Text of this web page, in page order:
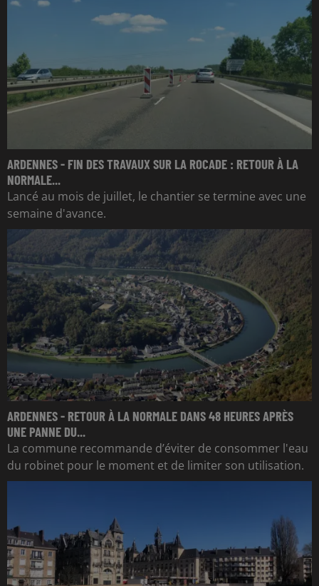
ARDENNES - FIN DES TRAVAUX SUR LA ROCADE : RETOUR À LA
NORMALE...
Lancé au mois de juillet, le chantier se termine avec une
semaine d'avance.
ARDENNES - RETOUR À LA NORMALE DANS 48 HEURES APRÈS
UNE PANNE DU...
La commune recommande d’éviter de consommer l'eau
du robinet pour le moment et de limiter son utilisation.